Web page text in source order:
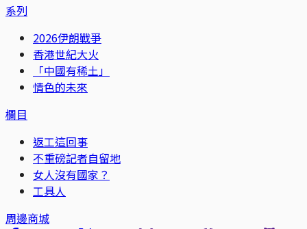
系列
2026伊朗戰爭
香港世紀大火
「中國有稀土」
情色的未來
欄目
返工這回事
不重磅記者自留地
女人沒有國家？
工具人
周邊商城